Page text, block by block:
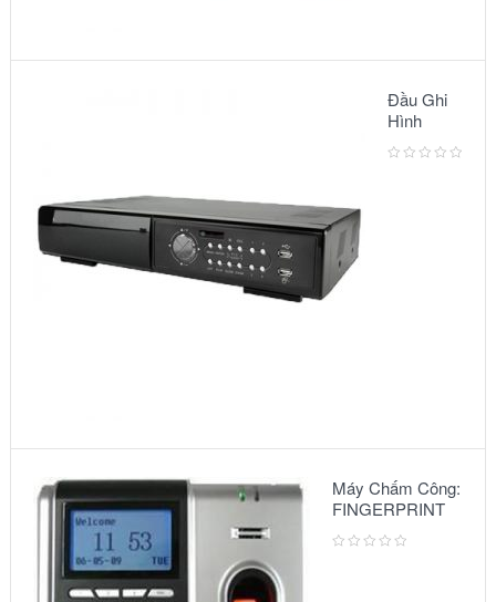
Đầu Ghi
Hình
Camera:
MODEL
Máy Chấm Công:
FINGERPRINT
A10